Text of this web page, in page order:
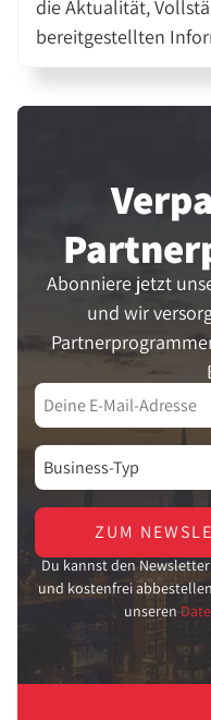
die Aktualität,
bereitgestellten
Abonniere jetzt
und wir
ZUM
Du kannst den
und kostenfrei
unseren